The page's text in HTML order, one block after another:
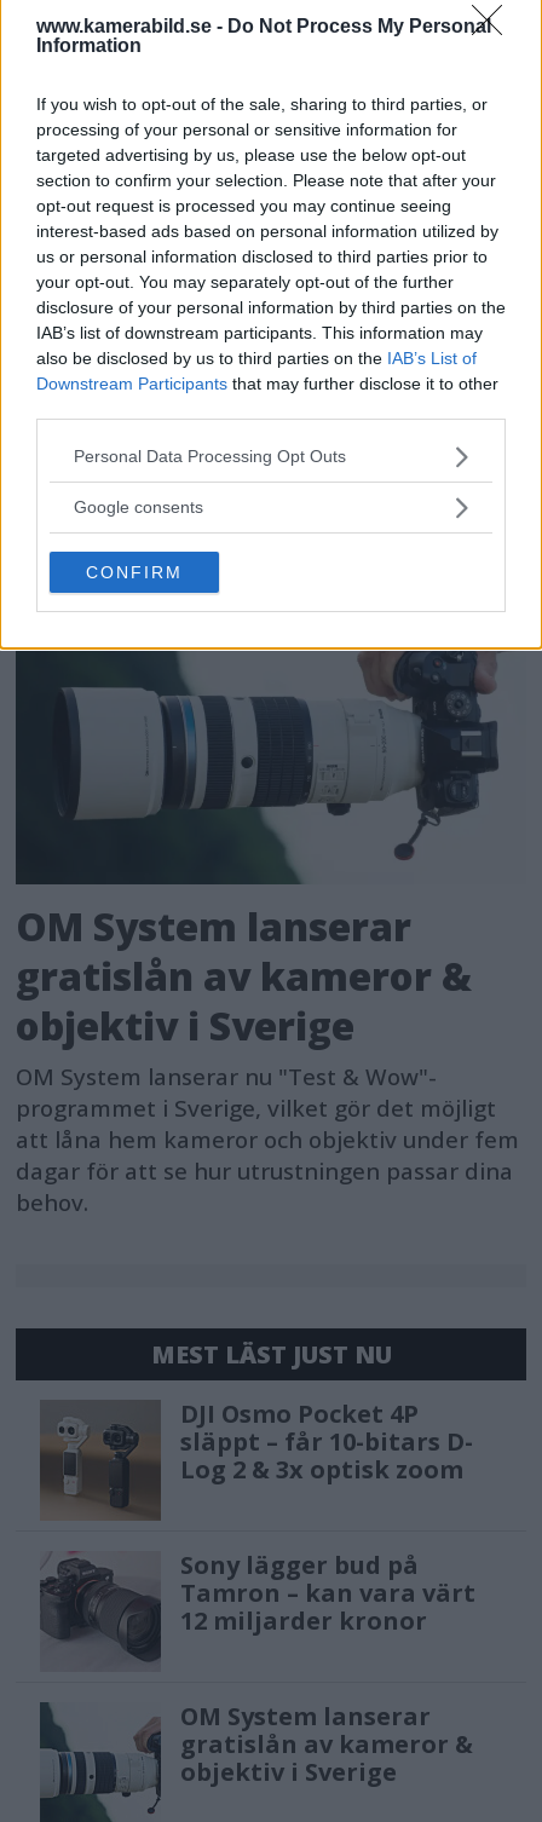
www.kamerabild.se - Do Not Process My Personal
Information
If you wish to opt-out of the sale, sharing to third parties, or
processing of your personal or sensitive information for
targeted advertising by us, please use the below opt-out
section to confirm your selection. Please note that after your
opt-out request is processed you may continue seeing
interest-based ads based on personal information utilized by
us or personal information disclosed to third parties prior to
your opt-out. You may separately opt-out of the further
disclosure of your personal information by third parties on the
IAB’s list of downstream participants. This information may
also be disclosed by us to third parties on the IAB’s List of
Downstream Participants that may further disclose it to other
Please note that this website/app uses one or more Google
not limited to your visit or usage behaviour. You may click to
use your data for below specified purposes in below Google
consent section.
Personal Data Processing Opt Outs
Google consents
CONFIRM
Dolby Vision 2 lanseras –
nästa generation HDR ger
bättre bild
omfång släpps nu Dolby Vision 2, en ny
bildmotor som analyserar bilden och scenen
och förbättrar den för tittaren.
OM System lanserar
gratislån av kameror &
objektiv i Sverige
OM System lanserar nu "Test & Wow"-
programmet i Sverige, vilket gör det möjligt
att låna hem kameror och objektiv under fem
dagar för att se hur utrustningen passar dina
behov.
MEST LÄST JUST NU
DJI Osmo Pocket 4P
släppt – får 10-bitars D-
Log 2 & 3x optisk zoom
Sony lägger bud på
Tamron – kan vara värt
12 miljarder kronor
OM System lanserar
gratislån av kameror &
objektiv i Sverige